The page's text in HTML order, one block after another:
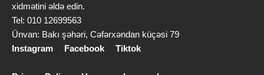
xidmətini əldə edin.
Tel: 010 12699563
Ünvan: Bakı şəhəri, Cəfərxəndan küçəsi 79
Instagram
Facebook Tiktok